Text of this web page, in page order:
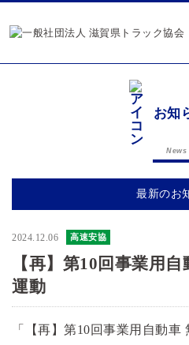
お知
News
最新のお
2024.12.06 高速安協
【再】第10回事業用
運動
「【再】第10回事業用自動